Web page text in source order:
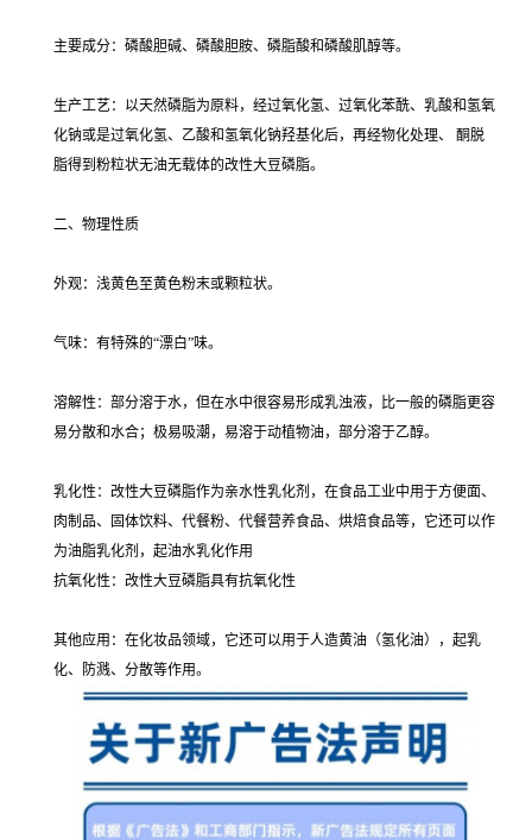
主要成分：磷酸胆碱、磷酸胆胺、磷脂酸和磷酸肌醇等。
生产工艺：以天然磷脂为原料，经过氧化氢、过氧化苯酰、乳酸和氢氧
化钠或是过氧化氢、乙酸和氢氧化钠羟基化后，再经物化处理、 酮脱
脂得到粉粒状无油无载体的改性大豆磷脂。
二、物理性质
外观：浅黄色至黄色粉末或颗粒状。
气味：有特殊的“漂白”味。
溶解性：部分溶于水，但在水中很容易形成乳浊液，比一般的磷脂更容
易分散和水合；极易吸潮，易溶于动植物油，部分溶于乙醇。
乳化性：改性大豆磷脂作为亲水性乳化剂，在食品工业中用于方便面、
肉制品、固体饮料、代餐粉、代餐营养食品、烘焙食品等，它还可以作
为油脂乳化剂，起油水乳化作用
抗氧化性：改性大豆磷脂具有抗氧化性
其他应用：在化妆品领域，它还可以用于人造黄油（氢化油），起乳
化、防溅、分散等作用。